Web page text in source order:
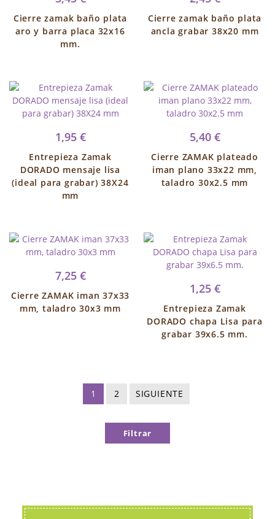
Cierre zamak baño plata
aro y barra placa 32x16
mm.
Cierre zamak baño plata
ancla grabar 38x20 mm
1,95 €
Entrepieza Zamak
DORADO mensaje lisa
(ideal para grabar) 38X24
mm
5,40 €
Cierre ZAMAK plateado
iman plano 33x22 mm,
taladro 30x2.5 mm
7,25 €
Cierre ZAMAK iman 37x33
mm, taladro 30x3 mm
1,25 €
Entrepieza Zamak
DORADO chapa Lisa para
grabar 39x6.5 mm.
1 2 SIGUIENTE
Filtrar